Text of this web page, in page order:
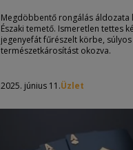
Megdöbbentő rongálás áldozata
Északi temető. Ismeretlen tettes
jegenyefát fűrészelt körbe,
természetkárosítást okozva.
2025. június 11.Üzlet